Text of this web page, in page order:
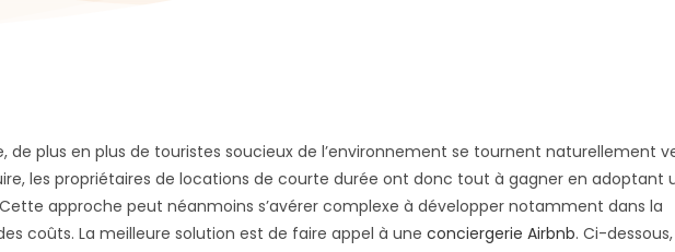
de plus en plus de touristes soucieux de l’environnement se tournent naturellement
les propriétaires de locations de courte durée ont donc tout à gagner en adoptant
approche peut néanmoins s’avérer complexe à développer notamment dans la
coûts. La meilleure solution est de faire appel à une conciergerie Airbnb. Ci-dessous,